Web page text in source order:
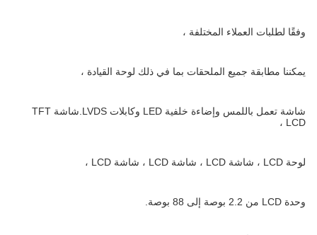
وفقًا لطلبات العملاء المختلفة ،
يمكننا مطابقة جميع الملحقات بما في ذلك لوحة القيادة ،
شاشة تعمل باللمس وإضاءة خلفية LED وكابلات LVDS.شاشة TFT
LCD ،
لوحة LCD ، شاشة LCD ، شاشة LCD ، شاشة LCD ،
وحدة LCD من 2.2 بوصة إلى 88 بوصة.